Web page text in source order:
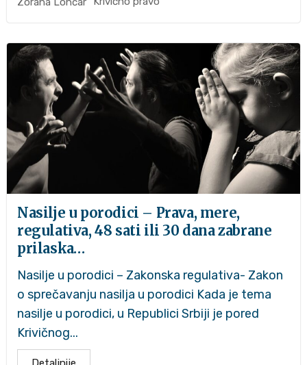
Nasilje u porodici – Prava, mere,
regulativa, 48 sati ili 30 dana zabrane
prilaska…
Nasilje u porodici – Zakonska regulativa- Zakon
o sprečavanju nasilja u porodici Kada je tema
nasilje u porodici, u Republici Srbiji je pored
Krivičnog...